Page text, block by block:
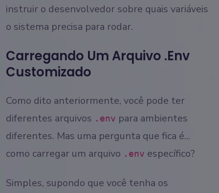
instruir o desenvolvedor sobre quais variáveis
o sistema precisa para rodar.
Carregando Um Arquivo .env
Customizado
Como dito anteriormente, você pode ter
diferentes arquivos .env para ambientes
diferentes. Mas uma pergunta que fica é...
como carregar um arquivo .env específico?
Simples, supondo que você tenha os